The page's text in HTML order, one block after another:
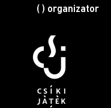
( ) organizator